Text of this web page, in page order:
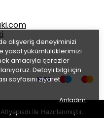
alışveriş deneyiminizi
yasal yükümlülüklerimizi
amacıyla çerezler
Detaylı bilgi için
sayfasını ziyaret
Anladım
Altyapısdı ile Hazırlanmıştır.